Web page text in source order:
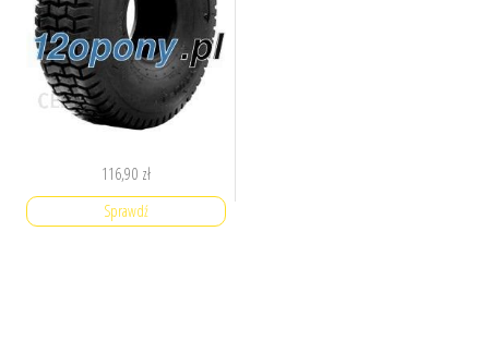
116,90 zł
Sprawdź